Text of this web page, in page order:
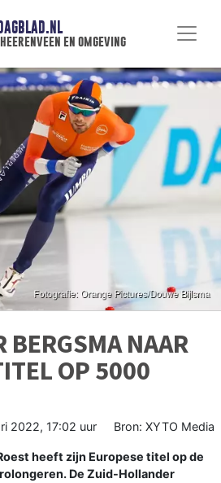
en omgeving
BERGSMA NAAR
OP 5000
2022, 17:02 uur Bron: XYTO Media
heeft zijn Europese titel op de
De Zuid-Hollander